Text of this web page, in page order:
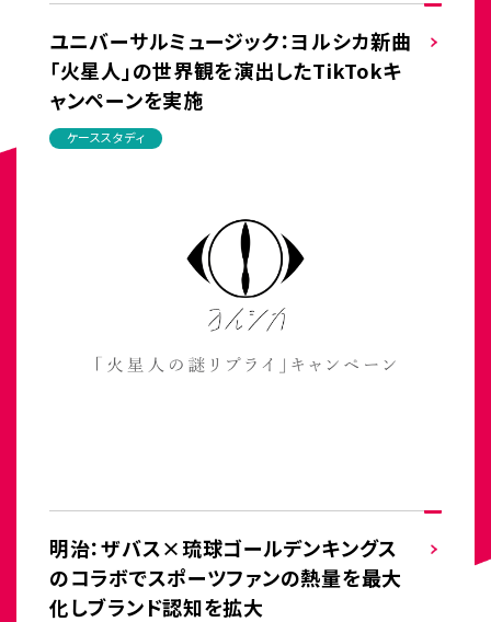
ユニバーサルミュージック：ヨルシカ新曲
「火星人」の世界観を演出したTikTokキ
ャンペーンを実施
ケーススタディ
明治：ザバス×琉球ゴールデンキングス
のコラボでスポーツファンの熱量を最大
化しブランド認知を拡大